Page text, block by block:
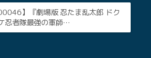
00046】『劇場版 忍たま乱太郎 ドク
忍者隊最強の軍師…